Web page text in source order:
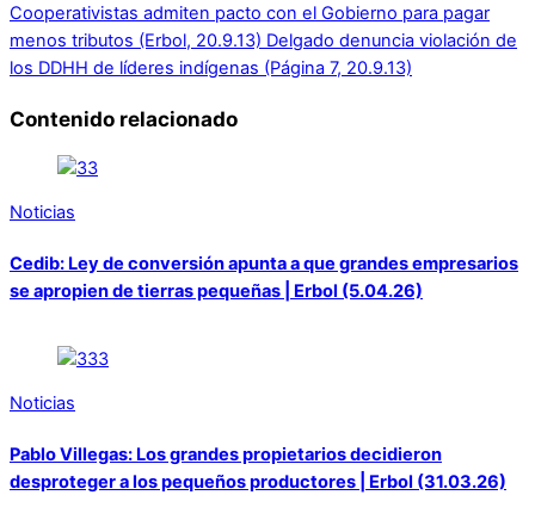
Cooperativistas admiten pacto con el Gobierno para pagar
menos tributos (Erbol, 20.9.13) Delgado denuncia violación de
los DDHH de líderes indígenas (Página 7, 20.9.13)
Contenido relacionado
Noticias
Cedib: Ley de conversión apunta a que grandes empresarios
se apropien de tierras pequeñas | Erbol (5.04.26)
Noticias
Pablo Villegas: Los grandes propietarios decidieron
desproteger a los pequeños productores | Erbol (31.03.26)